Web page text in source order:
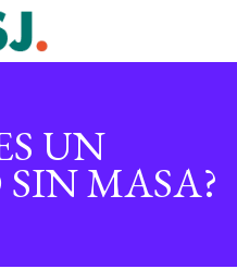
UN
MASA?